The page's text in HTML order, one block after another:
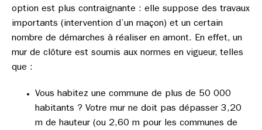
option est plus contraignante : elle suppose des travaux
importants (intervention d’un maçon) et un certain
nombre de démarches à réaliser en amont. En effet, un
mur de clôture est soumis aux normes en vigueur, telles
que :
Vous habitez une commune de plus de 50 000
habitants ? Votre mur ne doit pas dépasser 3,20
m de hauteur (ou 2,60 m pour les communes de